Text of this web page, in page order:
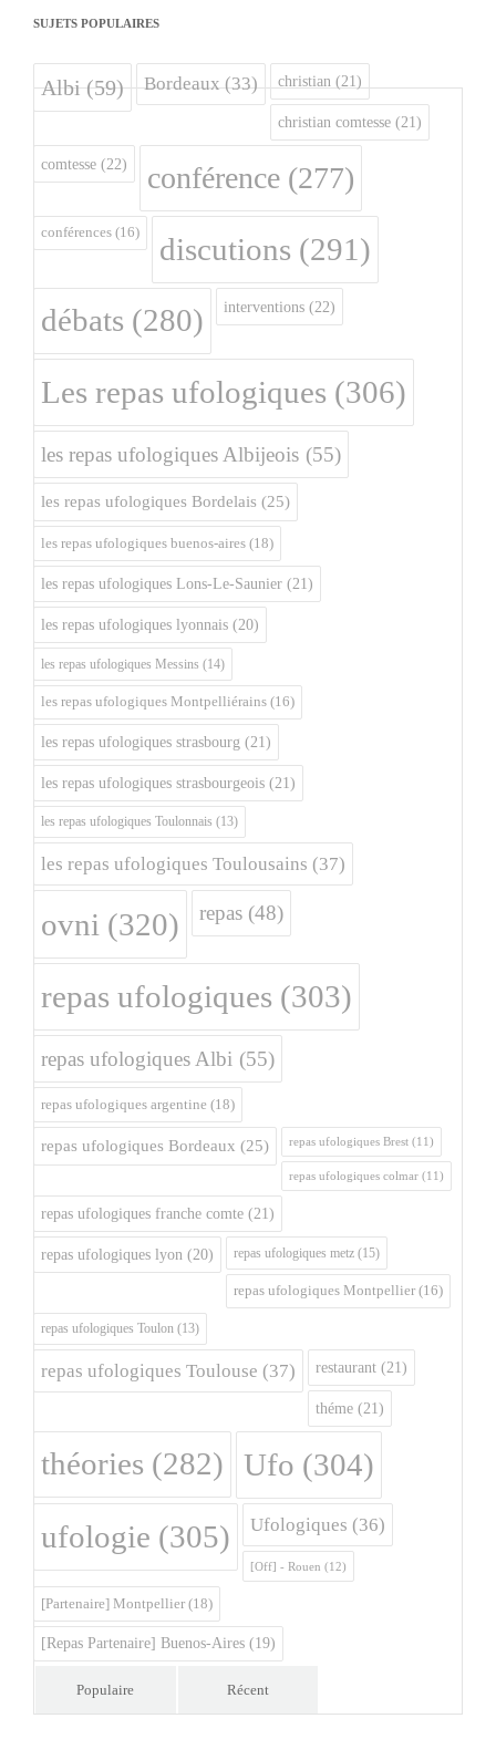
SUJETS POPULAIRES
Albi(59) Bordeaux(33) christian (21)
christian comtesse (21)
comtesse (22) conférence (277)
conférences (16) discutions (291)
débats (280) interventions (22)
Les repas ufologiques (306)
les repas ufologiques Albijeois (55)
les repas ufologiques Bordelais (25)
les repas ufologiques buenos-aires (18)
les repas ufologiques Lons-Le-Saunier (21)
les repas ufologiques lyonnais (20)
les repas ufologiques Messins (14)
les repas ufologiques Montpelliérains (16)
les repas ufologiques strasbourg (21)
les repas ufologiques strasbourgeois (21)
les repas ufologiques Toulonnais (13)
les repas ufologiques Toulousains (37)
ovni (320) repas (48)
repas ufologiques (303)
repas ufologiques Albi (55)
repas ufologiques argentine (18)
repas ufologiques Bordeaux (25) repas ufologiques Brest (11)
repas ufologiques colmar (11)
repas ufologiques franche comte (21)
repas ufologiques lyon (20) repas ufologiques metz (15)
repas ufologiques Montpellier (16)
repas ufologiques Toulon (13)
repas ufologiques Toulouse (37) restaurant (21)
théme (21)
théories (282) Ufo (304)
ufologie (305) Ufologiques (36)
[Off] - Rouen (12)
[Partenaire] Montpellier (18)
[Repas Partenaire] Buenos-Aires (19)
Populaire Récent